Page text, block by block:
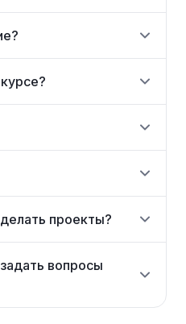
проекты?
вопросы